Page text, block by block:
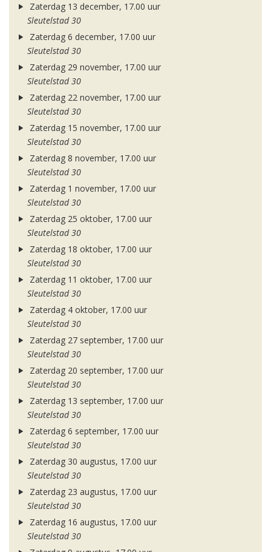
Zaterdag 13 december, 17.00 uur
Sleutelstad 30
Zaterdag 6 december, 17.00 uur
Sleutelstad 30
Zaterdag 29 november, 17.00 uur
Sleutelstad 30
Zaterdag 22 november, 17.00 uur
Sleutelstad 30
Zaterdag 15 november, 17.00 uur
Sleutelstad 30
Zaterdag 8 november, 17.00 uur
Sleutelstad 30
Zaterdag 1 november, 17.00 uur
Sleutelstad 30
Zaterdag 25 oktober, 17.00 uur
Sleutelstad 30
Zaterdag 18 oktober, 17.00 uur
Sleutelstad 30
Zaterdag 11 oktober, 17.00 uur
Sleutelstad 30
Zaterdag 4 oktober, 17.00 uur
Sleutelstad 30
Zaterdag 27 september, 17.00 uur
Sleutelstad 30
Zaterdag 20 september, 17.00 uur
Sleutelstad 30
Zaterdag 13 september, 17.00 uur
Sleutelstad 30
Zaterdag 6 september, 17.00 uur
Sleutelstad 30
Zaterdag 30 augustus, 17.00 uur
Sleutelstad 30
Zaterdag 23 augustus, 17.00 uur
Sleutelstad 30
Zaterdag 16 augustus, 17.00 uur
Sleutelstad 30